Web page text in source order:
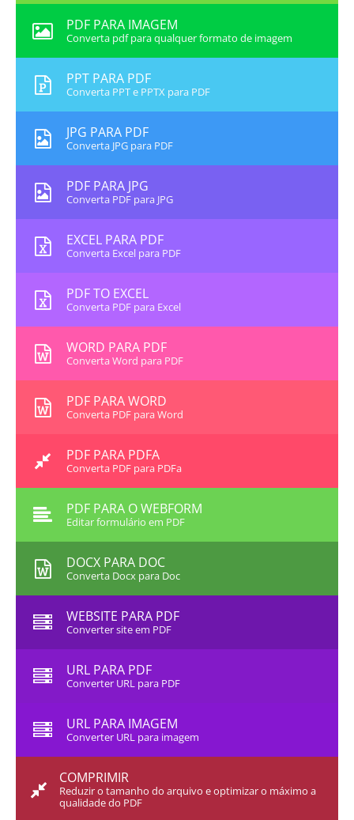
PDF PARA IMAGEM
Converta pdf para qualquer formato de imagem
PPT PARA PDF
Converta PPT e PPTX para PDF
JPG PARA PDF
Converta JPG para PDF
PDF PARA JPG
Converta PDF para JPG
EXCEL PARA PDF
Converta Excel para PDF
PDF TO EXCEL
Converta PDF para Excel
WORD PARA PDF
Converta Word para PDF
PDF PARA WORD
Converta PDF para Word
PDF PARA PDFA
Converta PDF para PDFa
PDF PARA O WEBFORM
Editar formulário em PDF
DOCX PARA DOC
Converta Docx para Doc
WEBSITE PARA PDF
Converter site em PDF
URL PARA PDF
Converter URL para PDF
URL PARA IMAGEM
Converter URL para imagem
COMPRIMIR
Reduzir o tamanho do arquivo e optimizar o máximo a
qualidade do PDF